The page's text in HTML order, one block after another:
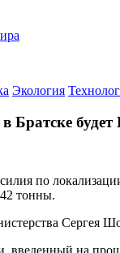
Экология
Братске
по
тонны.
Сергея